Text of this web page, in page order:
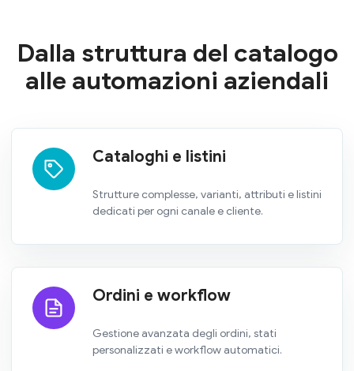
Dalla struttura del catalogo
alle automazioni aziendali
Cataloghi e listini
Strutture complesse, varianti, attributi e listini
dedicati per ogni canale e cliente.
Ordini e workflow
Gestione avanzata degli ordini, stati
personalizzati e workflow automatici.